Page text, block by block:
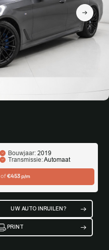
Bouwjaar: 2019
Transmissie:Automaat
of€453p/m
UW AUTO INRUILEN?
PRINT